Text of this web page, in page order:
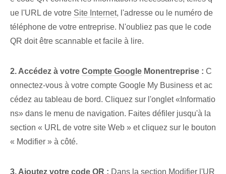
ue l'URL de votre Site Internet, l'adresse ou le numéro de
téléphone de votre entreprise. N'oubliez pas que le code
QR doit être scannable et facile à lire.
2. Accédez à votre Compte Google Mon⁢entreprise : C
onnectez-vous à votre compte Google My Business et ac
cédez au tableau de bord. Cliquez sur l'onglet «Informatio
ns» dans le menu de navigation. Faites défiler jusqu'à la
section « URL de votre site Web » et cliquez sur le bouton
« Modifier » à côté.
3. Ajoutez votre code QR : Dans la section Modifier l'UR